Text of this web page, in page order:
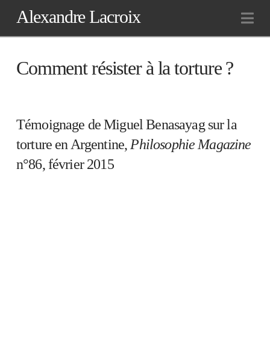
Alexandre Lacroix
Comment résister à la torture ?
Témoignage de Miguel Benasayag sur la
torture en Argentine, Philosophie Magazine
n°86, février 2015